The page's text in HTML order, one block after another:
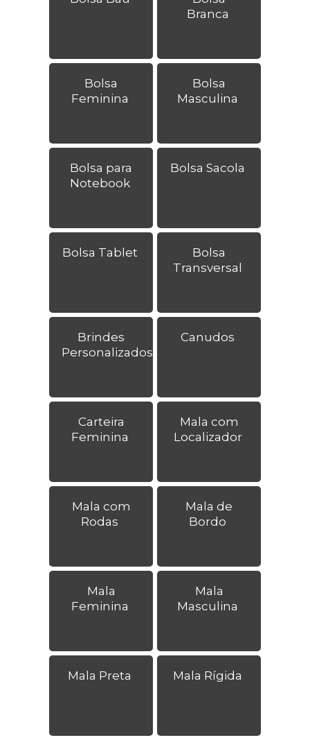
Branca
Bolsa
Feminina
Bolsa
Masculina
Bolsa para
Notebook
Bolsa Sacola
Bolsa Tablet
Bolsa
Transversal
Brindes
Personalizados
Canudos
Carteira
Feminina
Mala com
Localizador
Mala com
Rodas
Mala de
Bordo
Mala
Feminina
Mala
Masculina
Mala Preta Mala Rígida